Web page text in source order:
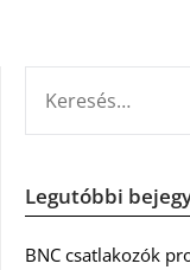
Legutóbbi
BNC csatlakozók